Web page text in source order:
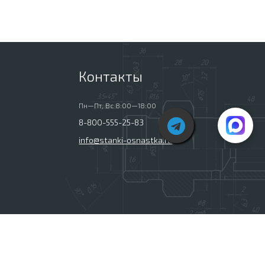
Контакты
Пн—Пт, Вс 8:00—18:00
8-800-555-25-83
info@stanki-osnastka.ru